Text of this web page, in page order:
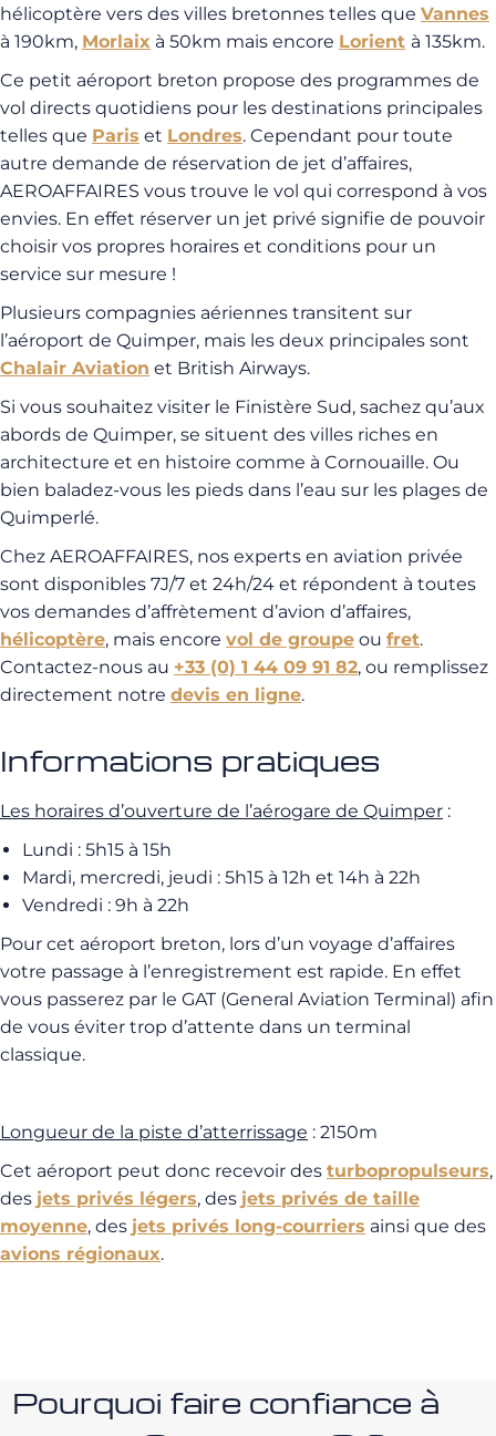
hélicoptère vers des villes bretonnes telles que Vannes
à 190km, Morlaix à 50km mais encore Lorient à 135km.
Ce petit aéroport breton propose des programmes de
vol directs quotidiens pour les destinations principales
telles que Paris et Londres. Cependant pour toute
autre demande de réservation de jet d’affaires,
AEROAFFAIRES vous trouve le vol qui correspond à vos
envies. En effet réserver un jet privé signifie de pouvoir
choisir vos propres horaires et conditions pour un
service sur mesure !
Plusieurs compagnies aériennes transitent sur
l’aéroport de Quimper, mais les deux principales sont
Chalair Aviation et British Airways.
Si vous souhaitez visiter le Finistère Sud, sachez qu’aux
abords de Quimper, se situent des villes riches en
architecture et en histoire comme à Cornouaille. Ou
bien baladez-vous les pieds dans l’eau sur les plages de
Quimperlé.
Chez AEROAFFAIRES, nos experts en aviation privée
sont disponibles 7J/7 et 24h/24 et répondent à toutes
vos demandes d’affrètement d’avion d’affaires,
hélicoptère, mais encore vol de groupe ou fret.
Contactez-nous au +33 (0) 1 44 09 91 82, ou remplissez
directement notre devis en ligne.
Informations pratiques
Les horaires d’ouverture de l’aérogare de Quimper :
Lundi : 5h15 à 15h
Mardi, mercredi, jeudi : 5h15 à 12h et 14h à 22h
Vendredi : 9h à 22h
Pour cet aéroport breton, lors d’un voyage d’affaires
votre passage à l’enregistrement est rapide. En effet
vous passerez par le GAT (General Aviation Terminal) afin
de vous éviter trop d’attente dans un terminal
classique.
Longueur de la piste d’atterrissage : 2150m
Cet aéroport peut donc recevoir des turbopropulseurs,
des jets privés légers, des jets privés de taille
moyenne, des jets privés long-courriers ainsi que des
avions régionaux.
Pourquoi faire confiance à